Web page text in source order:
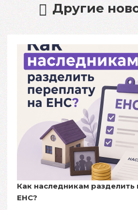
Другие
Как наследникам разделить
ЕНС?